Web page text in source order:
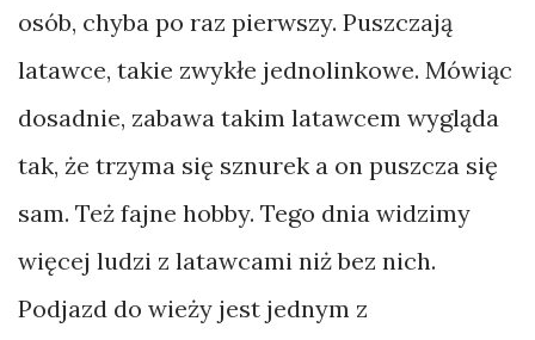
osób, chyba po raz pierwszy. Puszczają
latawce, takie zwykłe jednolinkowe. Mówiąc
dosadnie, zabawa takim latawcem wygląda
tak, że trzyma się sznurek a on puszcza się
sam. Też fajne hobby. Tego dnia widzimy
więcej ludzi z latawcami niż bez nich.
Podjazd do wieży jest jednym z